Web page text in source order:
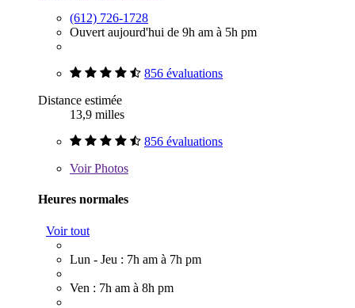
(612) 726-1728
Ouvert aujourd'hui de 9h am à 5h pm
856 évaluations
Distance estimée
13,9 milles
856 évaluations
VoirPhotos
Heures normales
Voir tout
Lun - Jeu : 7h am à 7h pm
Ven : 7h am à 8h pm